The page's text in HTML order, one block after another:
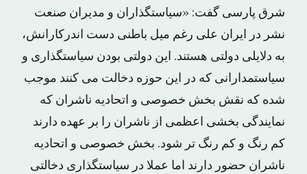
شرق پارسی گفت: «سیاستگذاران و مدیران صنعت
نشر در ایران علی رغم میل باطنی دست اندرکارانش،
به دلایلی دولتی هستند. این دولتی بودن سیاستگذاری و
سیاستمدارانی که در این حوزه دخالت می کنند موجب
شده که نقش بخش خصوصی و اتحادیه ناشران که
نمایندگی بخشی اعظمی از ناشران را بر عهده دارند
کم رنگ و کم رنگ تر شود. بخش خصوصی و اتحادیه
ناشران حضور دارند اما عملا در سیاستگذاری دخالتی